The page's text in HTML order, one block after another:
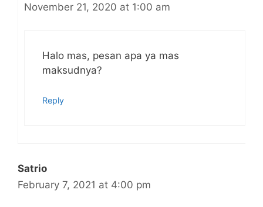
November 21, 2020 at 1:00 am
Halo mas, pesan apa ya mas
maksudnya?
Reply
Satrio
February 7, 2021 at 4:00 pm